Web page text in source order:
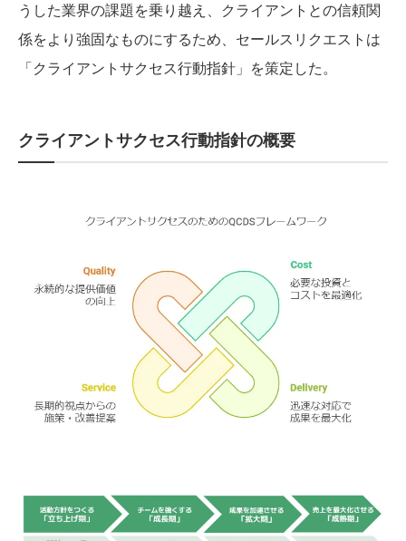
うした業界の課題を乗り越え、クライアントとの信頼関
係をより強固なものにするため、セールスリクエストは
「クライアントサクセス行動指針」を策定した。
クライアントサクセス行動指針の概要